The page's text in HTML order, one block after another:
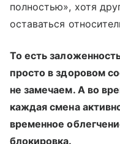
полностью», хотя
оставаться
То есть
просто в здоровом
не замечаем. А во
каждая смена
временное
блокировка.